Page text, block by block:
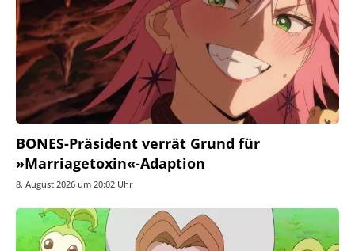
BONES-Präsident verrät Grund für
»Marriagetoxin«-Adaption
8. August 2026 um 20:02 Uhr